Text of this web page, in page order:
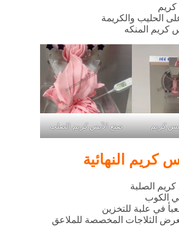
الحليب والكريمة
كريم المنكه
كريم صنع الآيس كريم الصلب
كريم النهائية
الصلبة
الكوب
في علبة للتخزين
الثلاجات المخصصة للملاعق